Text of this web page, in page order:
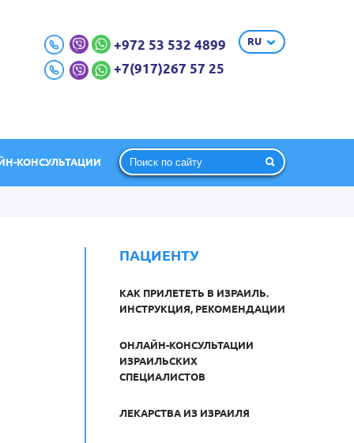
+972 53 532 4899
+7(917)267 57 25
RU
КОНСУЛЬТАЦИИ
ПАЦИЕНТУ
КАК ПРИЛЕТЕТЬ В ИЗРАИЛЬ.
ИНСТРУКЦИЯ, РЕКОМЕНДАЦИИ
ОНЛАЙН-КОНСУЛЬТАЦИИ
ИЗРАИЛЬСКИХ
СПЕЦИАЛИСТОВ
ЛЕКАРСТВА ИЗ ИЗРАИЛЯ